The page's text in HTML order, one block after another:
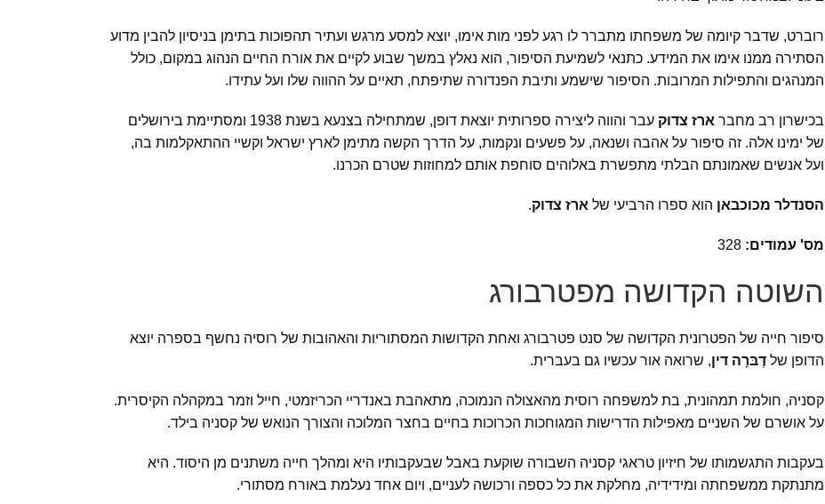
רוברט, שדבר קיומה של משפחתו מתברר לו רגע לפני מות אימו, יוצא למסע מרגש ועתיר תהפוכות בתימן בניסיון להבין מדוע
הסתירה ממנו אימו את המידע. כתנאי לשמיעת הסיפור, הוא נאלץ במשך שבוע לקיים את אורח החיים הנהוג במקום, כולל
המנהגים והתפילות המרובות. הסיפור שישמע ותיבת הפנדורה שתיפתח, תאיים על ההווה שלו ועל עתידו.
בכישרון רב מחבר ארז צדוק
עבר והווה ליצירה ספרותית יוצאת דופן, שמתחילה בצנעא בשנת 1938 ומסתיימת בירושלים
של ימינו אלה. זה סיפור על אהבה ושנאה, על פשעים ונקמות, על הדרך הקשה מתימן לארץ ישראל וקשיי ההתאקלמות בה,
ועל אנשים שאמונתם הבלתי מתפשרת באלוהים סוחפת אותם למחוזות שטרם הכרנו.
הסנדלר מכוכבאן הוא ספרו הרביעי של ארז צדוק.
מס' עמודים: 328
השוטה הקדושה מפטרבורג
סיפור חייה של הפטרונית הקדושה של סנט פטרבורג ואחת הקדושות המסתוריות והאהובות של רוסיה נחשף בספרה יוצא
הדופן שלדֶבּרָה דין, שרואה אור עכשיו גם בעברית.
קסניה, חולמת תמהונית, בת למשפחה רוסית מהאצולה הנמוכה, מתאהבת באנדריי הכריזמטי, חייל וזמר במקהלה הקיסרית.
על אושרם של השניים מאפילות הדרישות המגוחכות הכרוכות בחיים בחצר המלוכה והצורך הנואש של קסניה בילד.
בעקבות התגשמותו של חיזיון טראגי קסניה השבורה שוקעת באבל שבעקבותיו היא ומהלך חייה משתנים מן היסוד. היא
מתנתקת ממשפחתה ומידידיה, מחלקת את כל כספה ורכושה לעניים, ויום אחד נעלמת באורח מסתורי.